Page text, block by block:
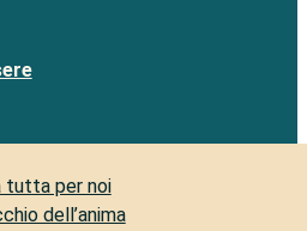
tutta per noi
dell’anima